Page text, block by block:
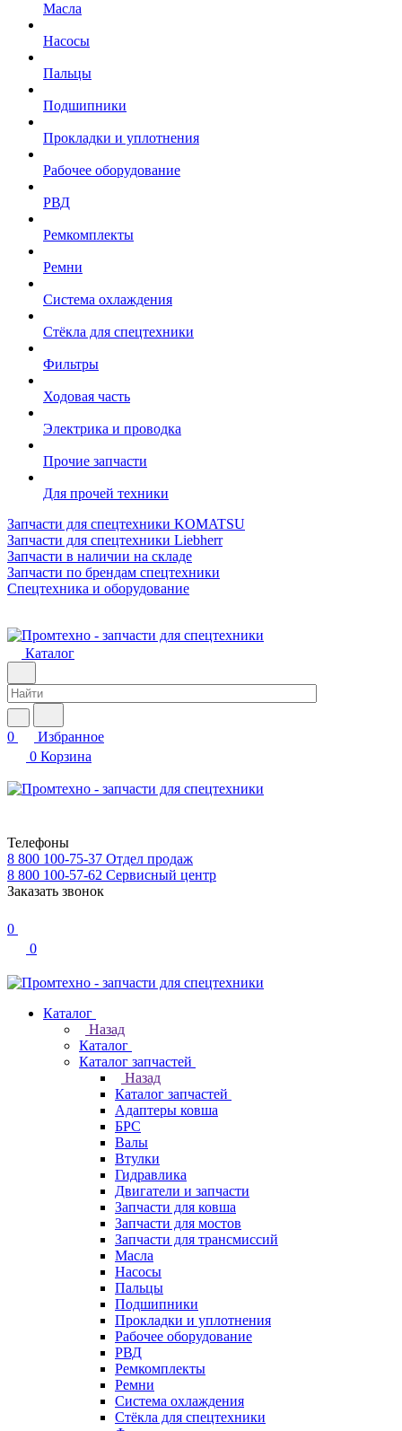
Масла
Насосы
Пальцы
Подшипники
Прокладки и уплотнения
Рабочее оборудование
РВД
Ремкомплекты
Ремни
Система охлаждения
Стёкла для спецтехники
Фильтры
Ходовая часть
Электрика и проводка
Прочие запчасти
Для прочей техники
Запчасти для спецтехники KOMATSU
Запчасти для спецтехники Liebherr
Запчасти в наличии на складе
Запчасти по брендам спецтехники
Спецтехника и оборудование
Каталог
0
Избранное
0 Корзина
Телефоны
8 800 100-75-37 Отдел продаж
8 800 100-57-62 Сервисный центр
Заказать звонок
0
0
Каталог
Назад
Каталог
Каталог запчастей
Назад
Каталог запчастей
Адаптеры ковша
БРС
Валы
Втулки
Гидравлика
Двигатели и запчасти
Запчасти для ковша
Запчасти для мостов
Запчасти для трансмиссий
Масла
Насосы
Пальцы
Подшипники
Прокладки и уплотнения
Рабочее оборудование
РВД
Ремкомплекты
Ремни
Система охлаждения
Стёкла для спецтехники